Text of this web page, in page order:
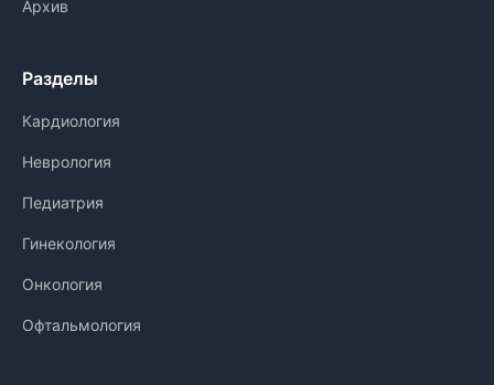
Архив
Разделы
Кардиология
Неврология
Педиатрия
Гинекология
Онкология
Офтальмология